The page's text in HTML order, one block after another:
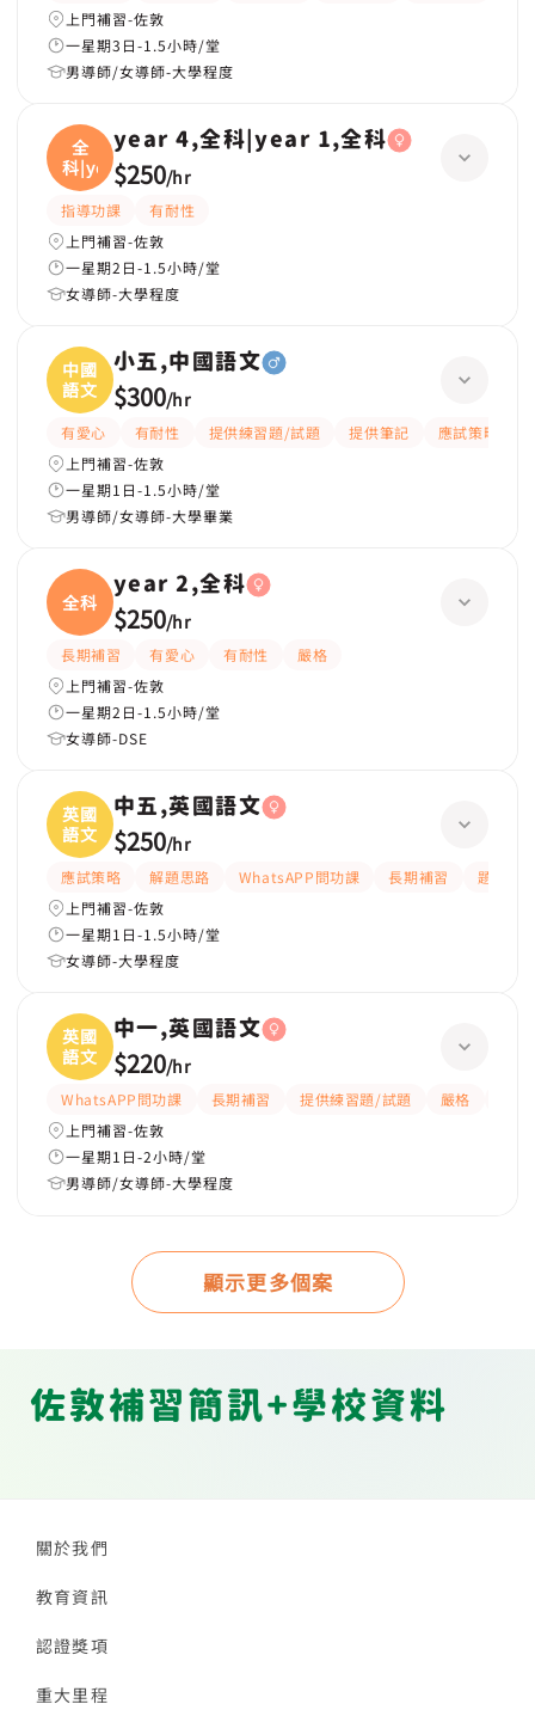
上門補習-佐敦
一星期3日-1.5小時/堂
男導師/女導師-大學程度
全
科|ye
year 4,全科|year 1,全科
$250/hr
指導功課
有耐性
上門補習-佐敦
一星期2日-1.5小時/堂
女導師-大學程度
中國
語文
小五,中國語文
$300/hr
有愛心 有耐性 提供練習題/試題 提供筆記 應試策略
上門補習-佐敦
一星期1日-1.5小時/堂
男導師/女導師-大學畢業
全科
year 2,全科
$250/hr
長期補習 有愛心 有耐性
嚴格
上門補習-佐敦
一星期2日-1.5小時/堂
女導師-DSE
英國
語文
中五,英國語文
$250/hr
應試策略 解題思路 WhatsAPP問功課 長期補習
題目講
上門補習-佐敦
一星期1日-1.5小時/堂
女導師-大學程度
英國
語文
中一,英國語文
$220/hr
WhatsAPP問功課 長期補習 提供練習題/試題 嚴格
上門補習-佐敦
一星期1日-2小時/堂
男導師/女導師-大學程度
顯示更多個案
佐敦補習簡訊+學校資料
關於我們
教育資訊
認證獎項
重大里程